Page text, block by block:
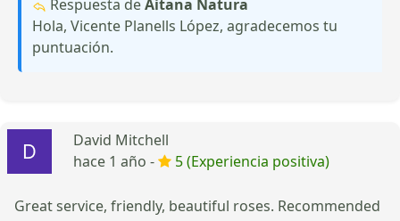
Respuesta deAitana Natura
Hola, Vicente Planells López, agradecemos tu
puntuación.
David Mitchell
hace 1 año -
5 (Experiencia positiva)
Great service, friendly, beautiful roses. Recommended